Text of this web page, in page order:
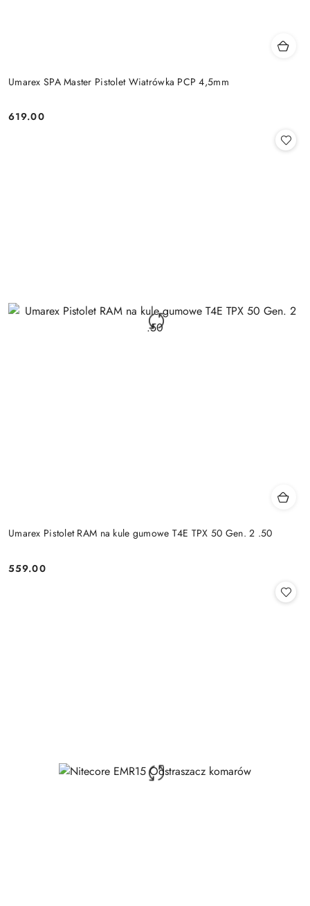
Umarex SPA Master Pistolet Wiatrówka PCP 4,5mm
Cena:
619.00
Umarex Pistolet RAM na kule gumowe T4E TPX 50 Gen. 2 .50
Cena:
559.00